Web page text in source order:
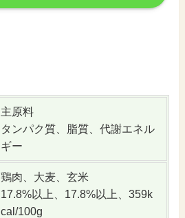
主原料
タンパク質、脂質、代謝エネル
ギー
鶏肉、大麦、玄米
17.8%以上、17.8%以上、359k
cal/100g